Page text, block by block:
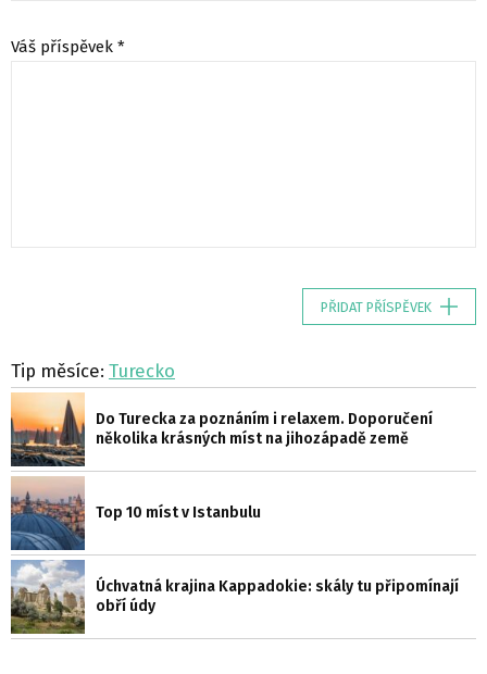
Váš příspěvek *
PŘIDAT PŘÍSPĚVEK
Tip měsíce: Turecko
Do Turecka za poznáním i relaxem. Doporučení
několika krásných míst na jihozápadě země
Top 10 míst v Istanbulu
Úchvatná krajina Kappadokie: skály tu připomínají
obří údy